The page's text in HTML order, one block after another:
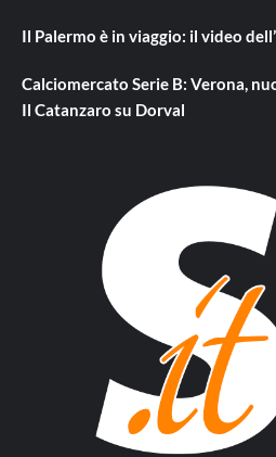
Il Palermo è in viaggio: il video
Calciomercato Serie B: Verona,
Il Catanzaro su Dorval